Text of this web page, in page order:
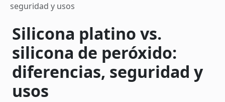
seguridad y usos
Silicona platino vs.
silicona de peróxido:
diferencias, seguridad y
usos